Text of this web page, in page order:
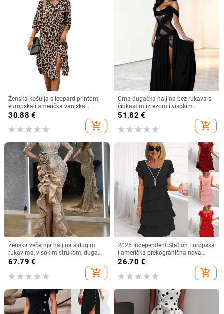
Ženska košulja s leopard printom,
europska i američka vanjska
trgovina, tkana haljina s rukavima i
sedam točaka, široka modna
ženska midi haljina s razdjelnim
30.88 €
add_shopping_cart
Crna dugačka haljina bez rukava s
čipkastim izrezom i visokim
prorezom, večernja haljina
51.82 €
add_shopping_cart
Ženska večernja haljina s dugim
rukavima, visokim strukom, duga
suknja, metalni sprej materijal,
67.79 €
add_shopping_cart
2025 Independent Station Europska
i američka prekogranična nova
ljetna haljina kratkih rukava
okruglog izreza jednobojna ženska
26.70 €
add_shopping_cart